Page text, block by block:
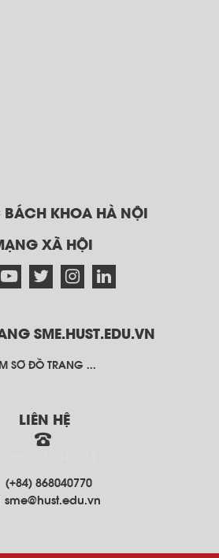
KHOA HÀ NỘI
XÃ HỘI
SME.HUST.EDU.VN
SƠ ĐỒ TRANG ...
LIÊN HỆ
(+84) 868040770
sme@hust.edu.vn